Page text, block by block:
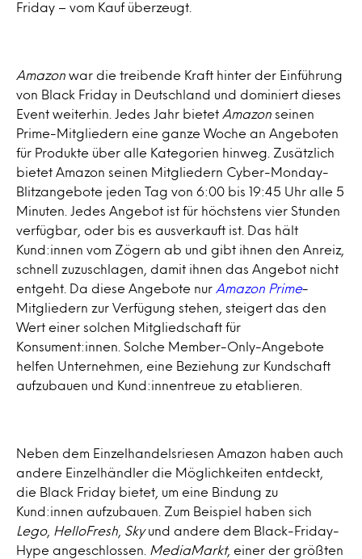
Friday – vom Kauf überzeugt.
Amazon war die treibende Kraft hinter der Einführung
von Black Friday in Deutschland und dominiert dieses
Event weiterhin. Jedes Jahr bietet Amazon seinen
Prime-Mitgliedern eine ganze Woche an Angeboten
für Produkte über alle Kategorien hinweg. Zusätzlich
bietet Amazon seinen Mitgliedern Cyber-Monday-
Blitzangebote jeden Tag von 6:00 bis 19:45 Uhr alle 5
Minuten. Jedes Angebot ist für höchstens vier Stunden
verfügbar, oder bis es ausverkauft ist. Das hält
Kund:innen vom Zögern ab und gibt ihnen den Anreiz,
schnell zuzuschlagen, damit ihnen das Angebot nicht
entgeht. Da diese Angebote nur Amazon Prime-
Mitgliedern zur Verfügung stehen, steigert das den
Wert einer solchen Mitgliedschaft für
Konsument:innen. Solche Member-Only-Angebote
helfen Unternehmen, eine Beziehung zur Kundschaft
aufzubauen und Kund:innentreue zu etablieren.
Neben dem Einzelhandelsriesen Amazon haben auch
andere Einzelhändler die Möglichkeiten entdeckt,
die Black Friday bietet, um eine Bindung zu
Kund:innen aufzubauen. Zum Beispiel haben sich
Lego, HelloFresh Skyund andere dem Black-Friday-
Hype angeschlossen.
MediaMarkt, einer der größten